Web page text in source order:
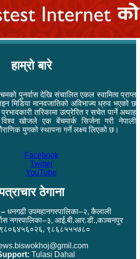
हाम्रो बारे
पुनर्वास देखि संचालित एकल स्वामित्व प्राप्त
मिडिया मानवजातिको अविभाज्य ध्रुव भएको छ
तरिकामा उत्प्रेरित र सचेत पार्ने अथाह
खोजले एक बेंचमार्क सिर्जना गरी नेपाली
युगको स्थापना गर्ने लक्ष्य लिएको छ।
Facebook
Twitter
YouTube
ठेगाना
– धनगढी उपमहानगरपालिका–२, कैलाली
नगरपालिका–३, आई.बी.आर.डी.,कञ्चनपुर
९८६८५५५७८०
Tulasi Dahal